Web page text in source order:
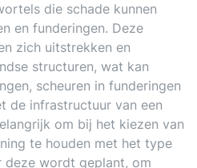
die schade kunnen
en funderingen. Deze
zich uitstrekken en
structuren, wat kan
scheuren in funderingen
de infrastructuur van een
om bij het kiezen van
te houden met het type
deze wordt geplant, om